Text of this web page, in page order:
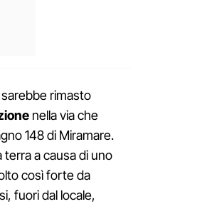
rimasto
nella via che
148 di Miramare.
a causa di uno
così forte da
fuori dal locale,